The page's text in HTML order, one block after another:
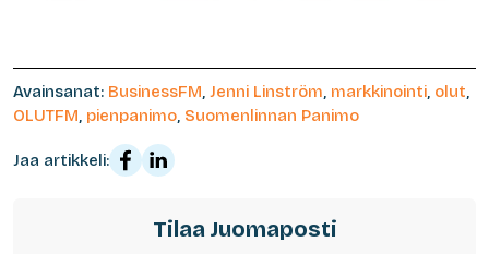
Avainsanat: BusinessFM, Jenni Linström, markkinointi, olut,
OLUTFM, pienpanimo, Suomenlinnan Panimo
Jaa artikkeli:
Tilaa Juomaposti